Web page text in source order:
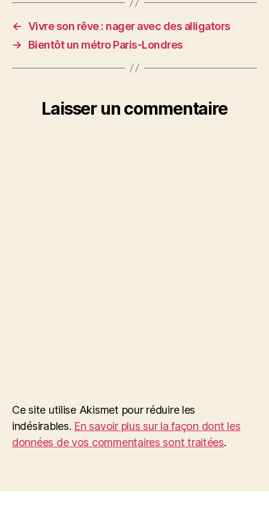
← Vivre son rêve : nager avec des alligators
→
Bientôt un métro Paris-Londres
Laisser un commentaire
Ce site utilise Akismet pour réduire les
indésirables. En savoir plus sur la façon dont les
données de vos commentaires sont traitées.